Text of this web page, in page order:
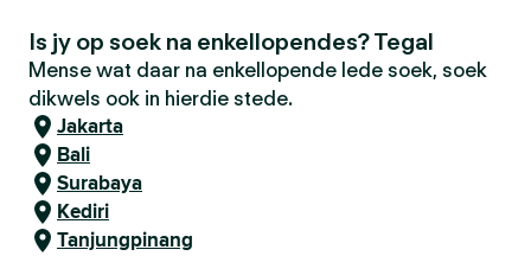
Is jy op soek na enkellopendes? Tegal
Mense wat daar na enkellopende lede soek, soek
dikwels ook in hierdie stede.
Jakarta
Bali
Surabaya
Kediri
Tanjungpinang